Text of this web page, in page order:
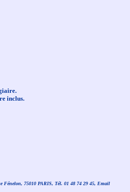
inclus.
Fénelon, 75010 PARIS, Tél. 01 48 74 29 45, Email